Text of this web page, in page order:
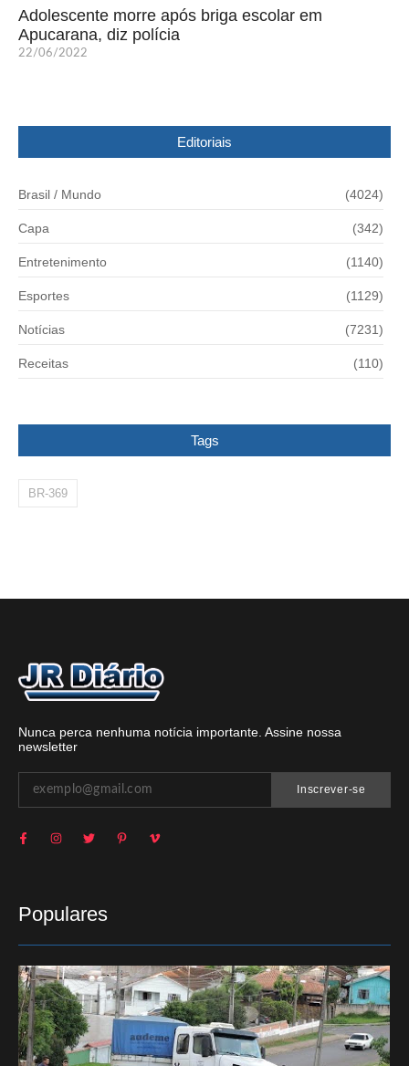
Adolescente morre após briga escolar em
Apucarana, diz polícia
22/06/2022
Editoriais
Brasil / Mundo (4024)
Capa (342)
Entretenimento (1140)
Esportes (1129)
Notícias (7231)
Receitas (110)
Tags
BR-369
Nunca perca nenhuma notícia importante. Assine nossa
newsletter
Inscrever-se
Populares